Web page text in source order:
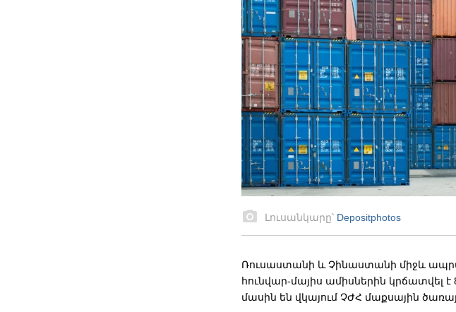
Լուսանկարը՝ Depositphotos
Ռուսաստանի և Չինաստանի միջև
հունվար-մայիս ամիսներին կրճատվել է
մասին են վկայում ՉԺՀ մաքսային